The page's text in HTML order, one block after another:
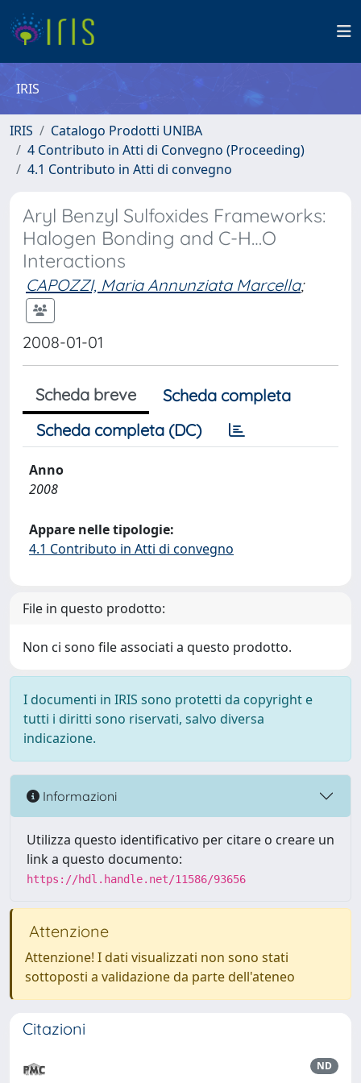
IRIS
IRIS
Catalogo Prodotti UNIBA
4 Contributo in Atti di Convegno (Proceeding)
4.1 Contributo in Atti di convegno
Aryl Benzyl Sulfoxides Frameworks:
Halogen Bonding and C-H…O
Interactions
CAPOZZI, Maria Annunziata Marcella;
2008-01-01
Scheda breve
Scheda completa
Scheda completa (DC)
Anno
2008
Appare nelle tipologie:
4.1 Contributo in Atti di convegno
File in questo prodotto:
Non ci sono file associati a questo prodotto.
I documenti in IRIS sono protetti da copyright e
tutti i diritti sono riservati, salvo diversa
indicazione.
Informazioni
Utilizza questo identificativo per citare o creare un
link a questo documento:
https://hdl.handle.net/11586/93656
Attenzione
Attenzione! I dati visualizzati non sono stati
sottoposti a validazione da parte dell'ateneo
Citazioni
ND